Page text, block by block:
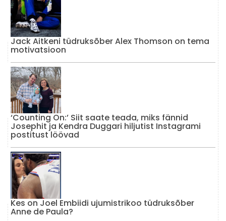
Jack Aitkeni tüdruksõber Alex Thomson on tema
motivatsioon
‘Counting On:’ Siit saate teada, miks fännid
Josephit ja Kendra Duggari hiljutist Instagrami
postitust löövad
Kes on Joel Embiidi ujumistrikoo tüdruksõber
Anne de Paula?